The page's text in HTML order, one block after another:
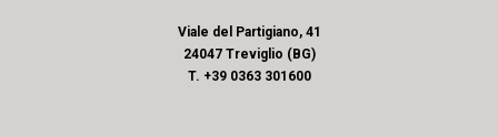
Viale del Partigiano, 41
24047 Treviglio (BG)
T. +39 0363 301600